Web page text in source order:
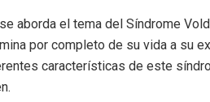
aborda el tema del Síndrome
por completo de su vida a su
características de este